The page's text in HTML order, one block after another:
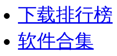
下载排行榜
软件合集